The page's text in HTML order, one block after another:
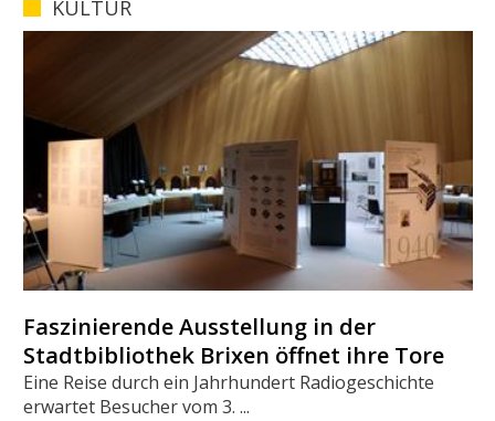
KULTUR
Faszinierende Ausstellung in der
Stadtbibliothek Brixen öffnet ihre Tore
Eine Reise durch ein Jahrhundert Radiogeschichte
erwartet Besucher vom 3. ...